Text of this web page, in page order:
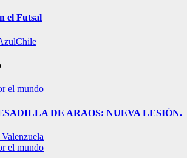
el Futsal
el mundo
DE ARAOS: NUEVA LESIÓN.
el mundo